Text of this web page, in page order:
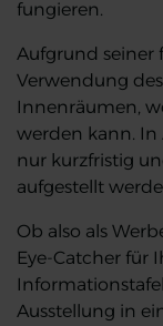
fungieren.
Aufgrund seiner
Verwendung
Innenräumen,
werden kann. In
nur kurzfristig
aufgestellt
Ob also als
Eye-Catcher für
Ausstellung in